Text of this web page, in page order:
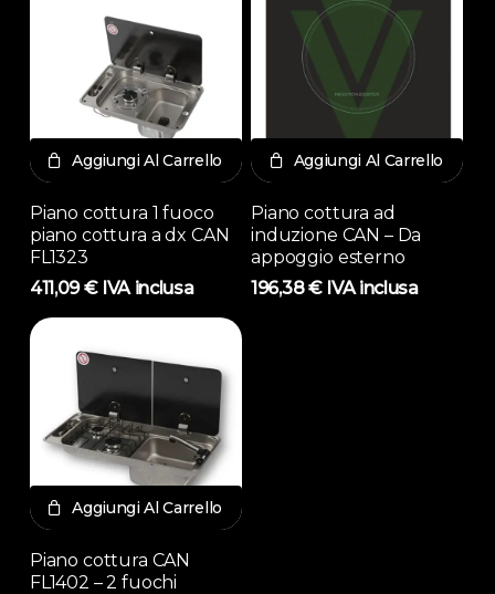
Aggiungi Al Carrello
Piano cottura 1 fuoco
piano cottura a dx CAN
FL1323
411,09€ IVA inclusa
Aggiungi Al Carrello
Piano cottura ad
induzione CAN – Da
appoggio esterno
196,38€ IVA inclusa
Aggiungi Al Carrello
Piano cottura CAN
FL1402 – 2 fuochi